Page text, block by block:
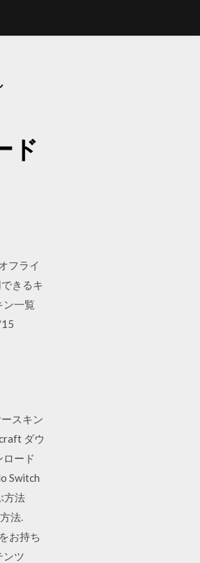
ド
フライ
きるキ
ン一覧
スキン
ダウ
ード
Switch
方法
法.
お持ち
ンツ